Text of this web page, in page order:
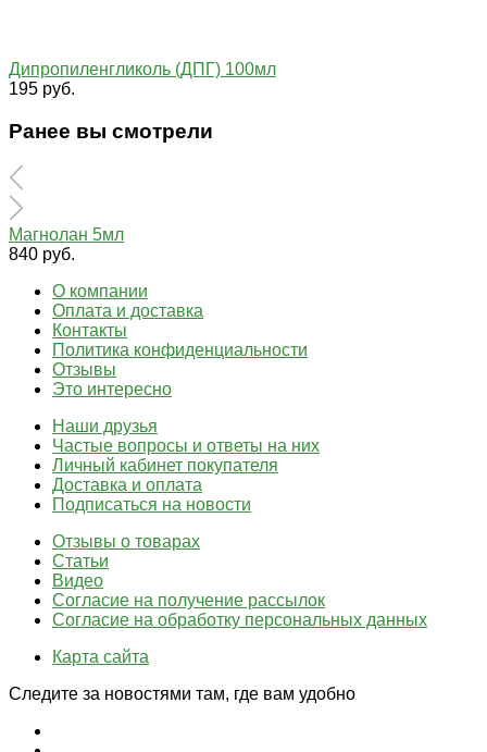
Дипропиленгликоль (ДПГ) 100мл
195 руб.
Ранее вы смотрели
Магнолан 5мл
840 руб.
О компании
Оплата и доставка
Контакты
Политика конфиденциальности
Отзывы
Это интересно
Наши друзья
Частые вопросы и ответы на них
Личный кабинет покупателя
Доставка и оплата
Подписаться на новости
Отзывы о товарах
Статьи
Видео
Согласие на получение рассылок
Согласие на обработку персональных данных
Карта сайта
Следите за новостями там, где вам удобно